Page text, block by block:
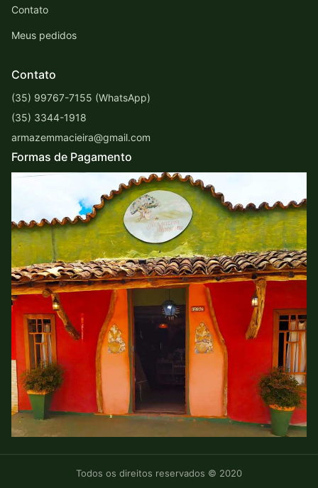
Contato
Meus pedidos
Contato
(35) 99767-7155 (WhatsApp)
(35) 3344-1918
armazemmacieira@gmail.com
Formas de Pagamento
Todos os direitos reservados © 2020